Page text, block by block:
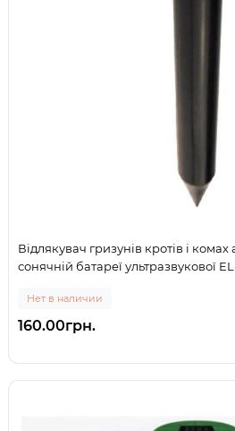
Відлякувач гризунів кротів і
сонячній батареї ультразвукової
Нет в наличии
160.00грн.